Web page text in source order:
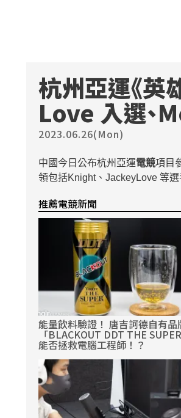
杭州亞運《
Love 入選、
2023.06.26(Mon)
中國今日公布杭州亞運電競項目
領包括Knight、JackeyLove 等選
推薦電競新聞
能量飲料驗證！ 唐吉訶德自有品
「BLACKOUT DDT THE SUPER
能否拯救電腦工程師！？